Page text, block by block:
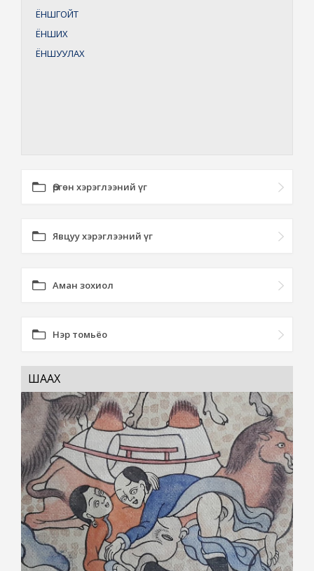
ЁНШГОЙТ
ЁНШИХ
ЁНШУУЛАХ
Өргөн хэрэглээний үг
Явцуу хэрэглээний үг
Аман зохиол
Нэр томьёо
ШААХ